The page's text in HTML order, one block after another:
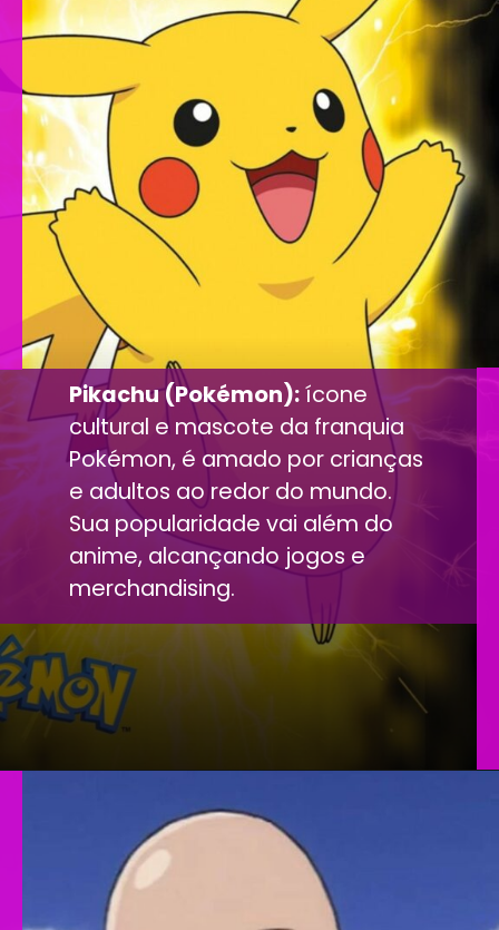
Pikachu (Pokémon):ícone
cultural e mascote da franquia
Pokémon, é amado por crianças
e adultos ao redor do mundo.
Sua popularidade vai além do
anime, alcançando jogos e
merchandising.